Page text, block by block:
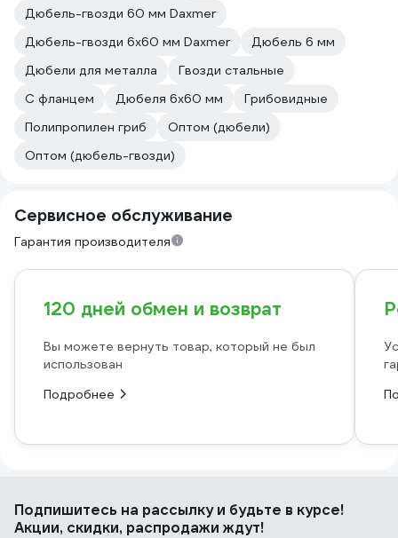
Дюбель-гвозди 60 мм Daxmer
Дюбель-гвозди 6х60 мм Daxmer
Дюбель 6 мм
Дюбели для металла
Гвозди стальные
С фланцем
Дюбеля 6х60 мм
Грибовидные
Полипропилен гриб
Оптом (дюбели)
Оптом (дюбель-гвозди)
Сервисное обслуживание
Гарантия производителя
120 дней обмен и возврат
Вы можете вернуть товар, который не был
использован
Подробнее
Подпишитесь на рассылкуи будьте в курсе!
Акции, скидки, распродажи ждут!